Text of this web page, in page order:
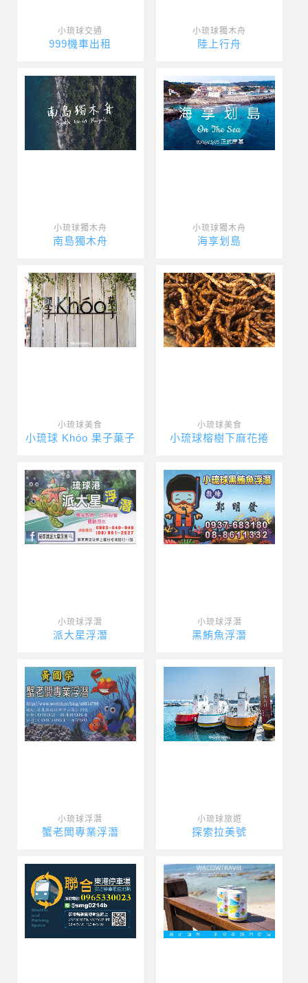
小琉球交通
999機車出租
小琉球獨木舟
陸上行舟
小琉球獨木舟
南島獨木舟
小琉球獨木舟
海享划島
小琉球美食
小琉球 Khóo 果子菓子
小琉球美食
小琉球榕樹下麻花捲
小琉球浮潛
派大星浮潛
小琉球浮潛
黑鮪魚浮潛
小琉球浮潛
蟹老闆專業浮潛
小琉球旅遊
探索拉美號